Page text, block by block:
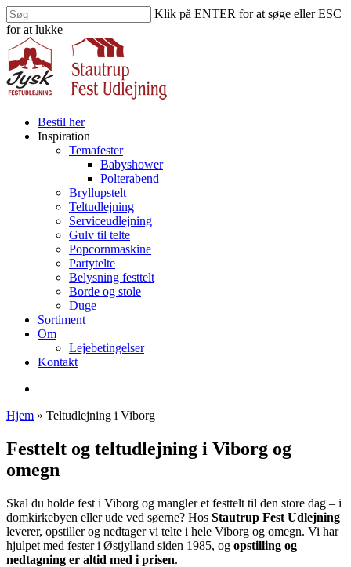
Skip
to
main
content
Klik på ENTER for at søge eller ESC
for at lukke
Close
Search
search
Menu
Bestil her
Inspiration
Temafester
Babyshower
Polterabend
Bryllupstelt
Teltudlejning
Serviceudlejning
Gulv til telte
Popcornmaskine
Partytelte
Belysning festtelt
Borde og stole
Duge
Sortiment
Om
Lejebetingelser
Kontakt
Hjem » Teltudlejning i Viborg
Festtelt og teltudlejning i Viborg og
omegn
Skal du holde fest i Viborg og mangler et festtelt til den store dag – i
domkirkebyen eller ude ved søerne? Hos Stautrup Fest Udlejning
leverer, opstiller og nedtager vi telte i hele Viborg og omegn. Vi har
hjulpet med fester i Østjylland siden 1985, og opstilling og
nedtagning er altid med i prisen.